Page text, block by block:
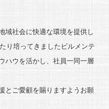
域社会に快適な環境を提供し
り培ってきましたビルメンテ
ハウを活かし、社員一同一層
とご愛顧を賜りますようお願